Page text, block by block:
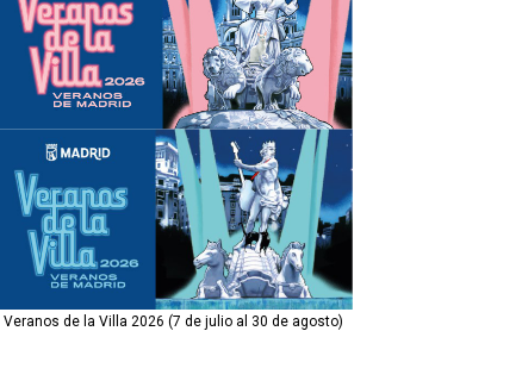
Veranos de la Villa 2026 (7 de julio al 30 de agosto)